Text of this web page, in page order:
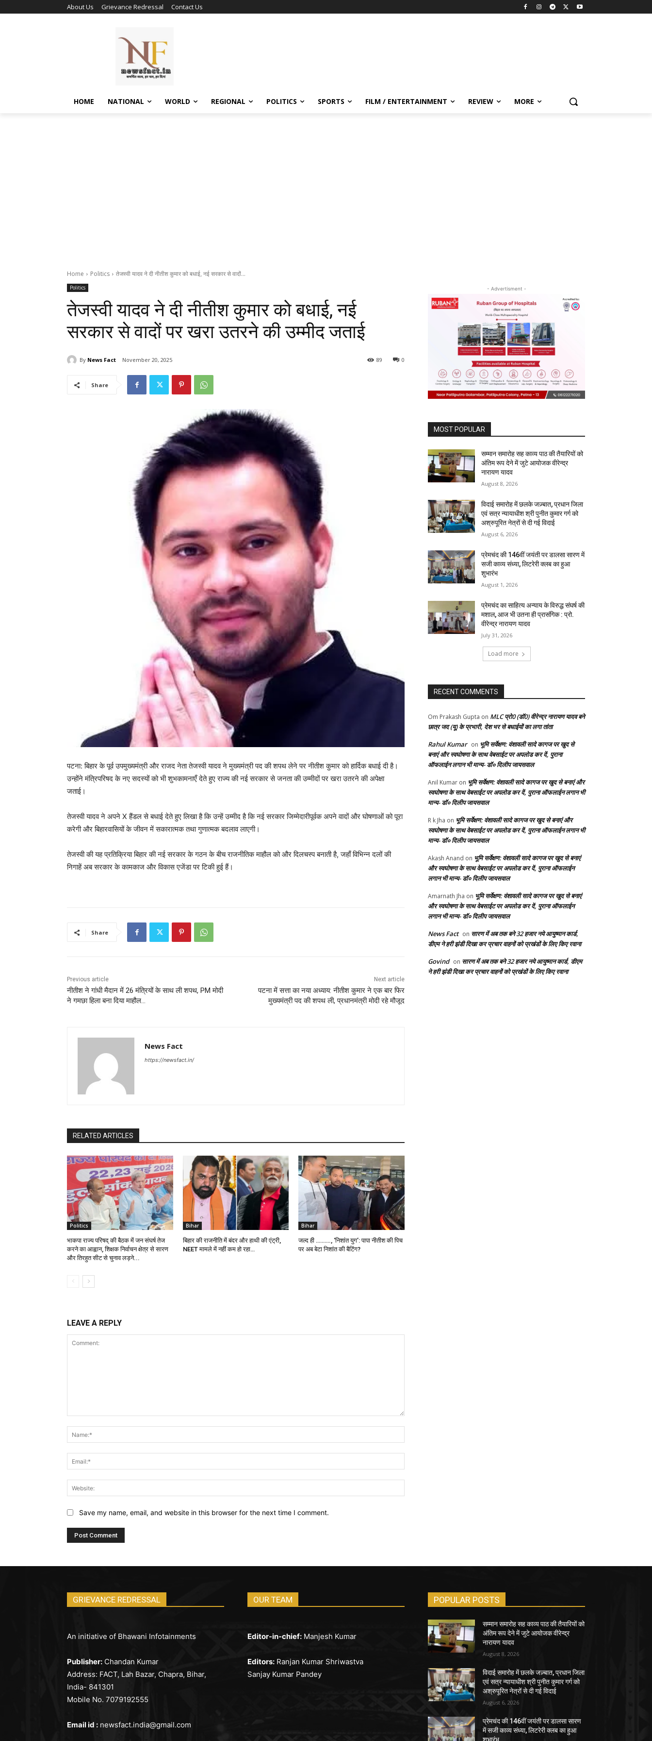
About Us Grievance Redressal Contact Us
HOME NATIONAL WORLD REGIONAL POLITICS SPORTS FILM / ENTERTAINMENT REVIEW MORE
Home Politics तेजस्वी यादव ने दी नीतीश कुमार को बधाई, नई सरकार से वादों...
Politics
तेजस्वी यादव ने दी नीतीश कुमार को बधाई, नई
सरकार से वादों पर खरा उतरने की उम्मीद जताई
By News Fact November 20, 2025 0
89
Share
पटना: बिहार के पूर्व उपमुख्यमंत्री और राजद नेता तेजस्वी यादव ने मुख्यमंत्री पद की शपथ लेने पर नीतीश कुमार को हार्दिक बधाई दी है।
उन्होंने मंत्रिपरिषद के नए सदस्यों को भी शुभकामनाएँ देते हुए राज्य की नई सरकार से जनता की उम्मीदों पर खरा उतरने की अपेक्षा
जताई।
तेजस्वी यादव ने अपने X हैंडल से बधाई देते हुए लिखा है कि उन्हें उम्मीद है कि नई सरकार जिम्मेदारीपूर्वक अपने वादों और घोषणाओं को पूरा
करेगी और बिहारवासियों के जीवन में सकारात्मक तथा गुणात्मक बदलाव लाएगी।
तेजस्वी की यह प्रतिक्रिया बिहार की नई सरकार के गठन के बीच राजनीतिक माहौल को और दिलचस्प बनाती है, जहाँ विभिन्न दलों की
निगाहें अब सरकार के कामकाज और विकास एजेंडा पर टिकी हुई हैं।
Share
Previous article
नीतीश ने गांधी मैदान में 26 मंत्रियों के साथ ली शपथ, PM मोदी
ने गमछा हिला बना दिया माहौल…
Next article
पटना में सत्ता का नया अध्याय: नीतीश कुमार ने एक बार फिर
मुख्यमंत्री पद की शपथ ली, प्रधानमंत्री मोदी रहे मौजूद
News Fact
https://newsfact.in/
RELATED ARTICLES
Politics
भाकपा राज्य परिषद् की बैठक में जन संघर्ष तेज
करने का आह्वान, शिक्षक निर्वाचन क्षेत्र से सारण
और तिरहुत सीट से चुनाव लड़ने...
Bihar
बिहार की राजनीति में बंदर और हाथी की एंट्री,
NEET मामले में नहीं कम हो रहा…
Bihar
जल्द ही ………., ‘निशांत युग’: पापा नीतीश की पिच
पर अब बेटा निशांत की बैटिंग?
LEAVE A REPLY
Save my name, email, and website in this browser for the next time I comment.
- Advertisment -
MOST POPULAR
सम्मान समारोह सह काव्य पाठ की तैयारियों को
अंतिम रूप देने में जुटे आयोजक वीरेन्द्र
नारायण यादव
August 8, 2026
विदाई समारोह में छलके जज़्बात, प्रधान जिला
एवं सत्र न्यायाधीश श्री पुनीत कुमार गर्ग को
अश्रुपूरित नेत्रों से दी गई विदाई
August 6, 2026
प्रेमचंद की 146वीं जयंती पर डालसा सारण में
सजी काव्य संध्या, लिटरेरी क्लब का हुआ
शुभारंभ
August 1, 2026
प्रेमचंद का साहित्य अन्याय के विरुद्ध संघर्ष की
मशाल, आज भी उतना ही प्रासंगिक : प्रो.
वीरेन्द्र नारायण यादव
July 31, 2026
Load more
RECENT COMMENTS
Om Prakash Gupta on MLC प्रो0 (डॉ0) वीरेन्द्र नारायण यादव बने
छात्र जद (यू) के प्रभारी, देश भर से बधाईयों का लगा तांता
Rahul Kumar on भूमि सर्वेक्षण: वंशावली सादे कागज पर खुद से
बनाएं और स्वघोषणा के साथ वेबसाईट पर अपलोड कर दें, पुराना
ऑफलाईन लगान भी मान्य- डॉ० दिलीप जायसवाल
Anil Kumar on भूमि सर्वेक्षण: वंशावली सादे कागज पर खुद से बनाएं और
स्वघोषणा के साथ वेबसाईट पर अपलोड कर दें, पुराना ऑफलाईन लगान भी
मान्य- डॉ० दिलीप जायसवाल
R k Jha on भूमि सर्वेक्षण: वंशावली सादे कागज पर खुद से बनाएं और
स्वघोषणा के साथ वेबसाईट पर अपलोड कर दें, पुराना ऑफलाईन लगान भी
मान्य- डॉ० दिलीप जायसवाल
Akash Anand on भूमि सर्वेक्षण: वंशावली सादे कागज पर खुद से बनाएं
और स्वघोषणा के साथ वेबसाईट पर अपलोड कर दें, पुराना ऑफलाईन
लगान भी मान्य- डॉ० दिलीप जायसवाल
Amarnath Jha on भूमि सर्वेक्षण: वंशावली सादे कागज पर खुद से बनाएं
और स्वघोषणा के साथ वेबसाईट पर अपलोड कर दें, पुराना ऑफलाईन
लगान भी मान्य- डॉ० दिलीप जायसवाल
News Fact on सारण में अब तक बने 32 हजार नये आयुष्मान कार्ड,
डीएम ने हरी झंडी दिखा कर प्रचार वाहनों को प्रखंडों के लिए किए रवाना
Govind on सारण में अब तक बने 32 हजार नये आयुष्मान कार्ड, डीएम
ने हरी झंडी दिखा कर प्रचार वाहनों को प्रखंडों के लिए किए रवाना
GRIEVANCE REDRESSAL
An initiative of Bhawani Infotainments
Publisher: Chandan Kumar
Address: FACT, Lah Bazar, Chapra, Bihar,
India- 841301
Mobile No. 7079192555
Email id : newsfact.india@gmail.com
OUR TEAM
Editor-in-chief: Manjesh Kumar
Editors: Ranjan Kumar Shriwastva
Sanjay Kumar Pandey
POPULAR POSTS
सम्मान समारोह सह काव्य पाठ की तैयारियों को
अंतिम रूप देने में जुटे आयोजक वीरेन्द्र
नारायण यादव
August 8, 2026
विदाई समारोह में छलके जज़्बात, प्रधान जिला
एवं सत्र न्यायाधीश श्री पुनीत कुमार गर्ग को
अश्रुपूरित नेत्रों से दी गई विदाई
August 6, 2026
प्रेमचंद की 146वीं जयंती पर डालसा सारण
में सजी काव्य संध्या, लिटरेरी क्लब का हुआ
शुभारंभ